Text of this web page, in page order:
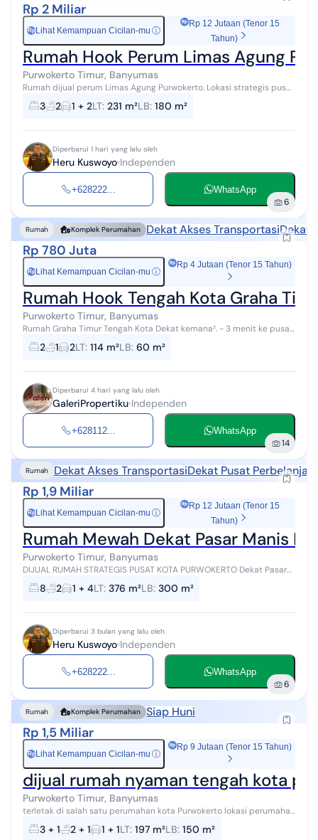
Rp 2 Miliar
Rp Lihat Kemampuan Cicilan-mu ⓘ
Rp 12 Jutaan (Tenor 15
Tahun)
Rumah Hook Perum Limas Agung
Purwokerto Timur, Banyumas
Rumah dijual perum Limas Agung Purwokerto. Lokasi strategis pusat
kota, dekat kemana mana : RS Wijayakusuma, Hotel Aston, GOR,
kampus Unsoed, pus...
3 2 1 + 2LT: 231 m²LB: 180 m²
Diperbarui 1 hari yang lalu oleh
Heru Kuswoyo Independen
+628222... WhatsApp
6
Rumah Komplek Perumahan Dekat Akses TransportasiDekat
Rp 780 Juta
Rp Lihat Kemampuan Cicilan-mu ⓘ
Rp 4 Jutaan (Tenor 15 Tahun)
Rumah Hook Tengah Kota Graha
Purwokerto Timur, Banyumas
Rumah Graha Timur Tengah Kota Dekat kemana². - 3 menit ke pusat
bisnis & perkantoran - 7 menit ke ump - 8 menit ke Margono - 10
menit ke unsoed &...
2 1 2LT: 114 m²LB: 60 m²
Diperbarui 4 hari yang lalu oleh
GaleriPropertiku Independen
+628112... WhatsApp
14
Rumah Dekat Akses TransportasiDekat Pusat
Rp 1,9 Miliar
Rp Lihat Kemampuan Cicilan-mu ⓘ
Rp 12 Jutaan (Tenor 15
Tahun)
Rumah Mewah Dekat Pasar Manis
Purwokerto Timur, Banyumas
DIJUAL RUMAH STRATEGIS PUSAT KOTA PURWOKERTO Dekat Pasar
Manis, RS Geriatri, SMA Muhammadiyah 1, Kuliner Soto Jln Bank 3
menit Alun-alun, Rita S...
8 2 1 + 4LT: 376 m²LB: 300 m²
Diperbarui 3 bulan yang lalu oleh
Heru Kuswoyo Independen
+628222... WhatsApp
6
Rumah Komplek Perumahan Siap Huni
Rp 1,5 Miliar
Rp Lihat Kemampuan Cicilan-mu ⓘ
Rp 9 Jutaan (Tenor 15 Tahun)
dijual rumah nyaman tengah kota
Purwokerto Timur, Banyumas
terletak di salah satu perumahan kota Purwokerto lokasi perumahan
di tengah kota, dekat dengan berbagai fasilitas umum dan pusat
perbelanjaan akses...
3 + 1 2 + 1 1 + 1LT: 197 m²LB: 150 m²